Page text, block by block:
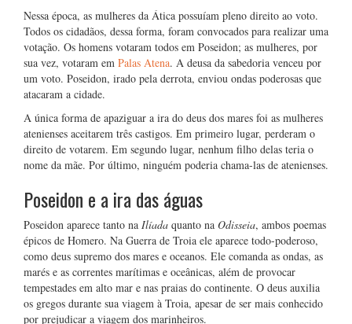
Nessa época, as mulheres da Ática possuíam pleno direito ao voto.
Todos os cidadãos, dessa forma, foram convocados para realizar uma
votação. Os homens votaram todos em Poseidon; as mulheres, por
sua vez, votaram em Palas Atena. A deusa da sabedoria venceu por
um voto. Poseidon, irado pela derrota, enviou ondas poderosas que
atacaram a cidade.
A única forma de apaziguar a ira do deus dos mares foi as mulheres
atenienses aceitarem três castigos. Em primeiro lugar, perderam o
direito de votarem. Em segundo lugar, nenhum filho delas teria o
nome da mãe. Por último, ninguém poderia chama-las de atenienses.
Poseidon e a ira das águas
Poseidon aparece tanto na Ilíada quanto na Odisseia, ambos poemas
épicos de Homero. Na Guerra de Troia ele aparece todo-poderoso,
como deus supremo dos mares e oceanos. Ele comanda as ondas, as
marés e as correntes marítimas e oceânicas, além de provocar
tempestades em alto mar e nas praias do continente. O deus auxilia
os gregos durante sua viagem à Troia, apesar de ser mais conhecido
por prejudicar a viagem dos marinheiros.